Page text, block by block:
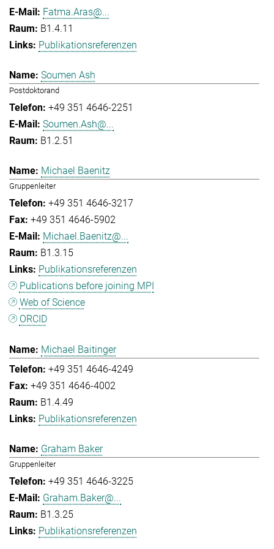
Fatma.Aras@...
B1.4.11
Publikationsreferenzen
Soumen Ash
Postdoktorand
+49 351 4646-2251
Soumen.Ash@...
B1.2.51
Michael Baenitz
Gruppenleiter
+49 351 4646-3217
+49 351 4646-5902
Michael.Baenitz@...
B1.3.15
Publikationsreferenzen
Publications before joining MPI
Web of Science
ORCID
Michael Baitinger
+49 351 4646-4249
+49 351 4646-4002
B1.4.49
Publikationsreferenzen
Graham Baker
Gruppenleiter
+49 351 4646-3225
Graham.Baker@...
B1.3.25
Publikationsreferenzen